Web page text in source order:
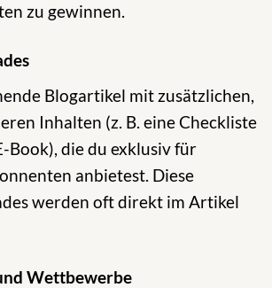
zu gewinnen.
Blogartikel mit zusätzlichen,
Inhalten (z. B. eine Checkliste
Book), die du exklusiv für
anbietest. Diese
werden oft direkt im Artikel
Wettbewerbe